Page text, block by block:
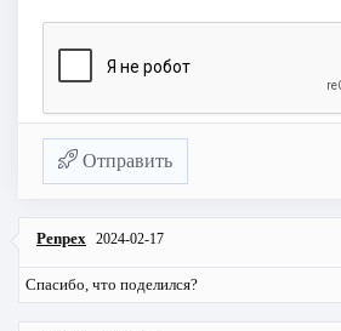
Отправить
Penpex 2024-02-17
Спасибо, что поделился?